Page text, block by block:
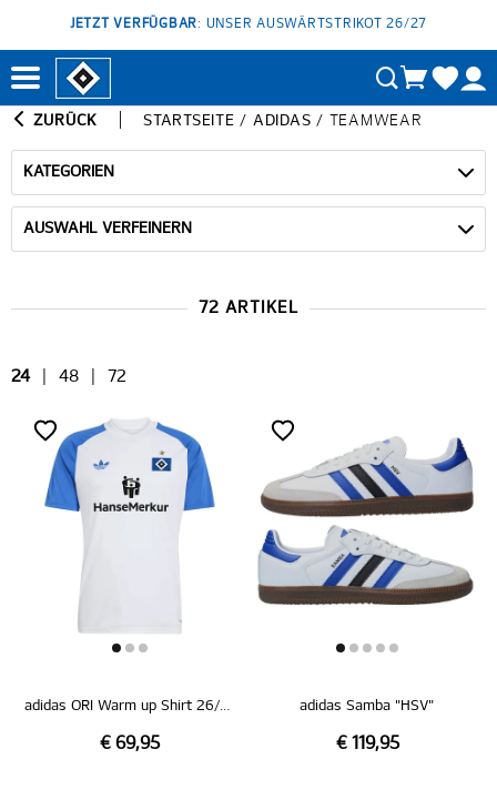
JETZT VERFÜGBAR: UNSER AUSWÄRTSTRIKOT 26/27
ZURÜCK STARTSEITE / ADIDAS / TEAMWEAR
KATEGORIEN
AUSWAHL VERFEINERN
72 ARTIKEL
24 48 72
adidas ORI Warm up Shirt 26/27
€ 69,95
adidas Samba "HSV"
€ 119,95